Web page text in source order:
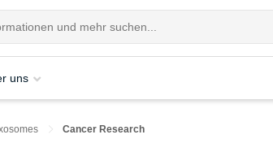
uns
Cancer Research